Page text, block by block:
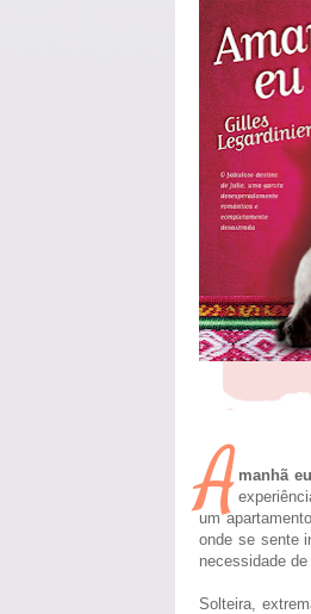
A manhã
um
onde se sente
necessidade
Solteira,